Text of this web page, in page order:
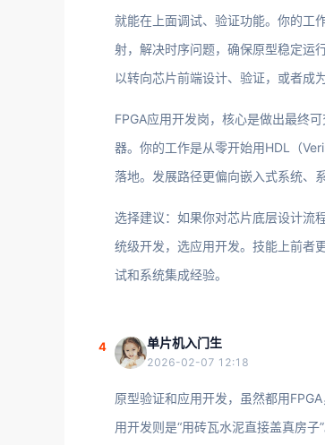
就能在上面调试、验证功能。你的工
射，解决时序问题，确保原型稳定运
以转向芯片前端设计、验证，或者成
FPGA应用开发岗，核心是做出最终
器。你的工作是从零开始用HDL（
落地。发展路径更偏向嵌入式系统、
选择建议：如果你对芯片底层设计流
统级开发，选应用开发。技能上前者
试和系统集成经验。
4 单片机入门生
2026-02-07 12:18
原型验证和应用开发，虽然都用
用开发则是“用砖瓦水泥直接盖真房子”